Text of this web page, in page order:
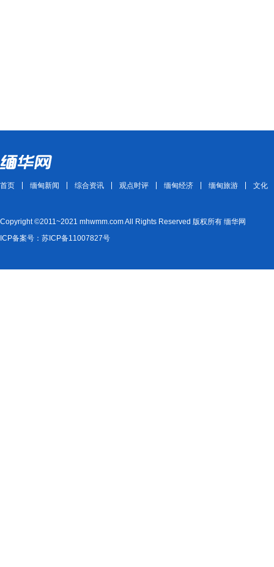
首页 缅甸新闻 综合资讯 观点时评 缅甸经济 缅甸旅游 文化
Copyright ©2011~2021 mhwmm.com All Rights Reserved 版权所有 缅华网
ICP备案号：苏ICP备11007827号